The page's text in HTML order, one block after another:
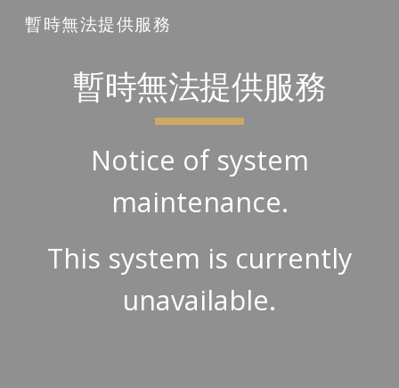
Skip to main content
暫時無法提供服務
暫時無法提供服務
Notice of system
maintenance.
This system is currently
unavailable.